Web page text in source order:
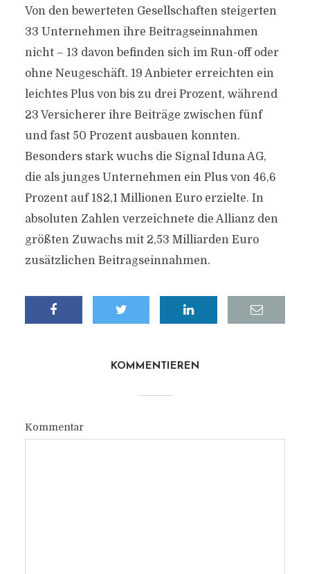
Von den bewerteten Gesellschaften steigerten
33 Unternehmen ihre Beitragseinnahmen
nicht – 13 davon befinden sich im Run-off oder
ohne Neugeschäft. 19 Anbieter erreichten ein
leichtes Plus von bis zu drei Prozent, während
23 Versicherer ihre Beiträge zwischen fünf
und fast 50 Prozent ausbauen konnten.
Besonders stark wuchs die Signal Iduna AG,
die als junges Unternehmen ein Plus von 46,6
Prozent auf 182,1 Millionen Euro erzielte. In
absoluten Zahlen verzeichnete die Allianz den
größten Zuwachs mit 2,53 Milliarden Euro
zusätzlichen Beitragseinnahmen.
KOMMENTIEREN
Kommentar